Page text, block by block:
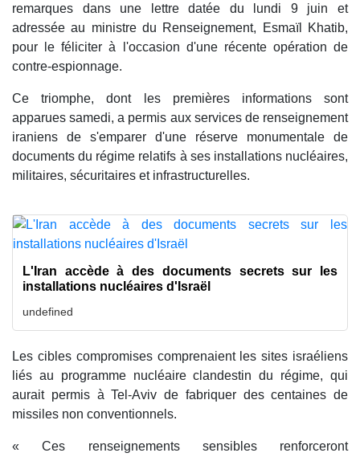
remarques dans une lettre datée du lundi 9 juin et
adressée au ministre du Renseignement, Esmaïl Khatib,
pour le féliciter à l'occasion d'une récente opération de
contre-espionnage.
Ce triomphe, dont les premières informations sont
apparues samedi, a permis aux services de renseignement
iraniens de s'emparer d'une réserve monumentale de
documents du régime relatifs à ses installations nucléaires,
militaires, sécuritaires et infrastructurelles.
L'Iran accède à des documents secrets sur les
installations nucléaires d'Israël
undefined
Les cibles compromises comprenaient les sites israéliens
liés au programme nucléaire clandestin du régime, qui
aurait permis à Tel-Aviv de fabriquer des centaines de
missiles non conventionnels.
« Ces renseignements sensibles renforceront